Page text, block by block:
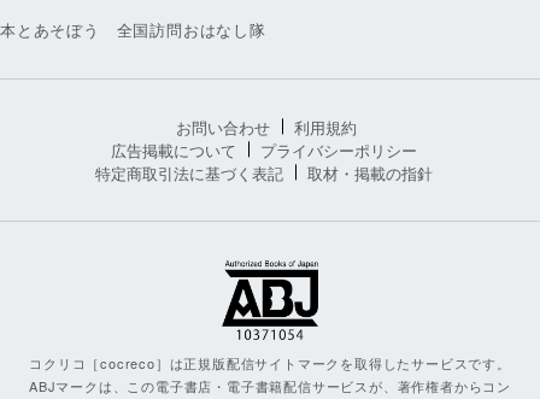
本とあそぼう 全国訪問おはなし隊
お問い合わせ
利用規約
広告掲載について
プライバシーポリシー
特定商取引法に基づく表記
取材・掲載の指針
コクリコ［cocreco］は正規版配信サイトマークを取得したサービスです。
ABJマークは、この電子書店・電子書籍配信サービスが、著作権者からコン